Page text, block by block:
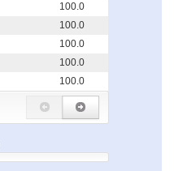
100.0
100.0
100.0
100.0
100.0